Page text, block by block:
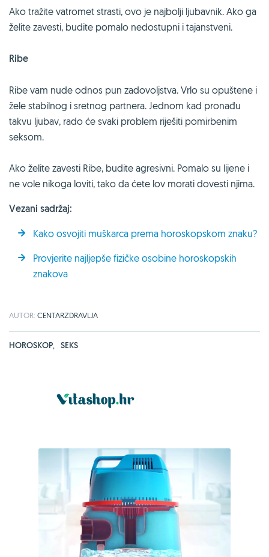
Ako tražite vatromet strasti, ovo je najbolji ljubavnik. Ako ga
želite zavesti, budite pomalo nedostupni i tajanstveni.
Ribe
Ribe vam nude odnos pun zadovoljstva. Vrlo su opuštene i
žele stabilnog i sretnog partnera. Jednom kad pronađu
takvu ljubav, rado će svaki problem riješiti pomirbenim
seksom.
Ako želite zavesti Ribe, budite agresivni. Pomalo su lijene i
ne vole nikoga loviti, tako da ćete lov morati dovesti njima.
Vezani sadržaj:
Kako osvojiti muškarca prema horoskopskom znaku?
Provjerite najljepše fizičke osobine horoskopskih
znakova
AUTOR: CENTARZDRAVLJA
HOROSKOP, SEKS